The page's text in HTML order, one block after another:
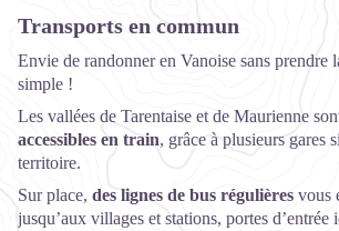
Transports en commun
Envie de randonner en Vanoise sans prendre
simple !
Les vallées de Tarentaise et de Maurienne
accessibles en train, grâce à plusieurs gares
territoire.
Sur place, des lignes de bus régulières vous
jusqu’aux villages et stations, portes d’entrée